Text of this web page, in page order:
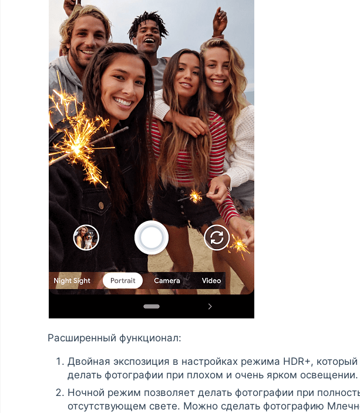
Расширенный функционал:
Двойная экспозиция в настройках режима HDR+, который
делать фотографии при плохом и очень ярком освещении.
Ночной режим позволяет делать фотографии при
отсутствующем свете. Можно сделать фотографию